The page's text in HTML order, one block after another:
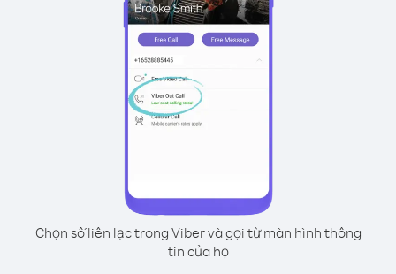
Chọn số liên lạc trong Viber và gọi từ màn hình thông
tin của họ